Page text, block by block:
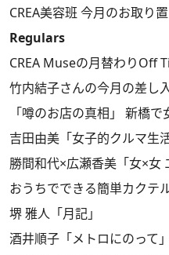
CREA美容班 今月のお取り
Regulars
CREA Museの月替わりOff
竹内結子さんの今月の差し
「噂のお店の真相」 新橋で
吉田由美「女子的クルマ生活
勝間和代×広瀬香美「女×女
おうちでできる簡単カクテ
堺 雅人「月記」
酒井順子「メトロにのって」